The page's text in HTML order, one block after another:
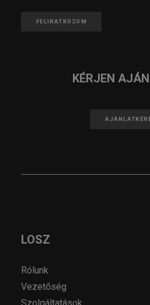
FELIRATKOZOM
KÉRJEN
LOSZ
Rólunk
Vezetőség